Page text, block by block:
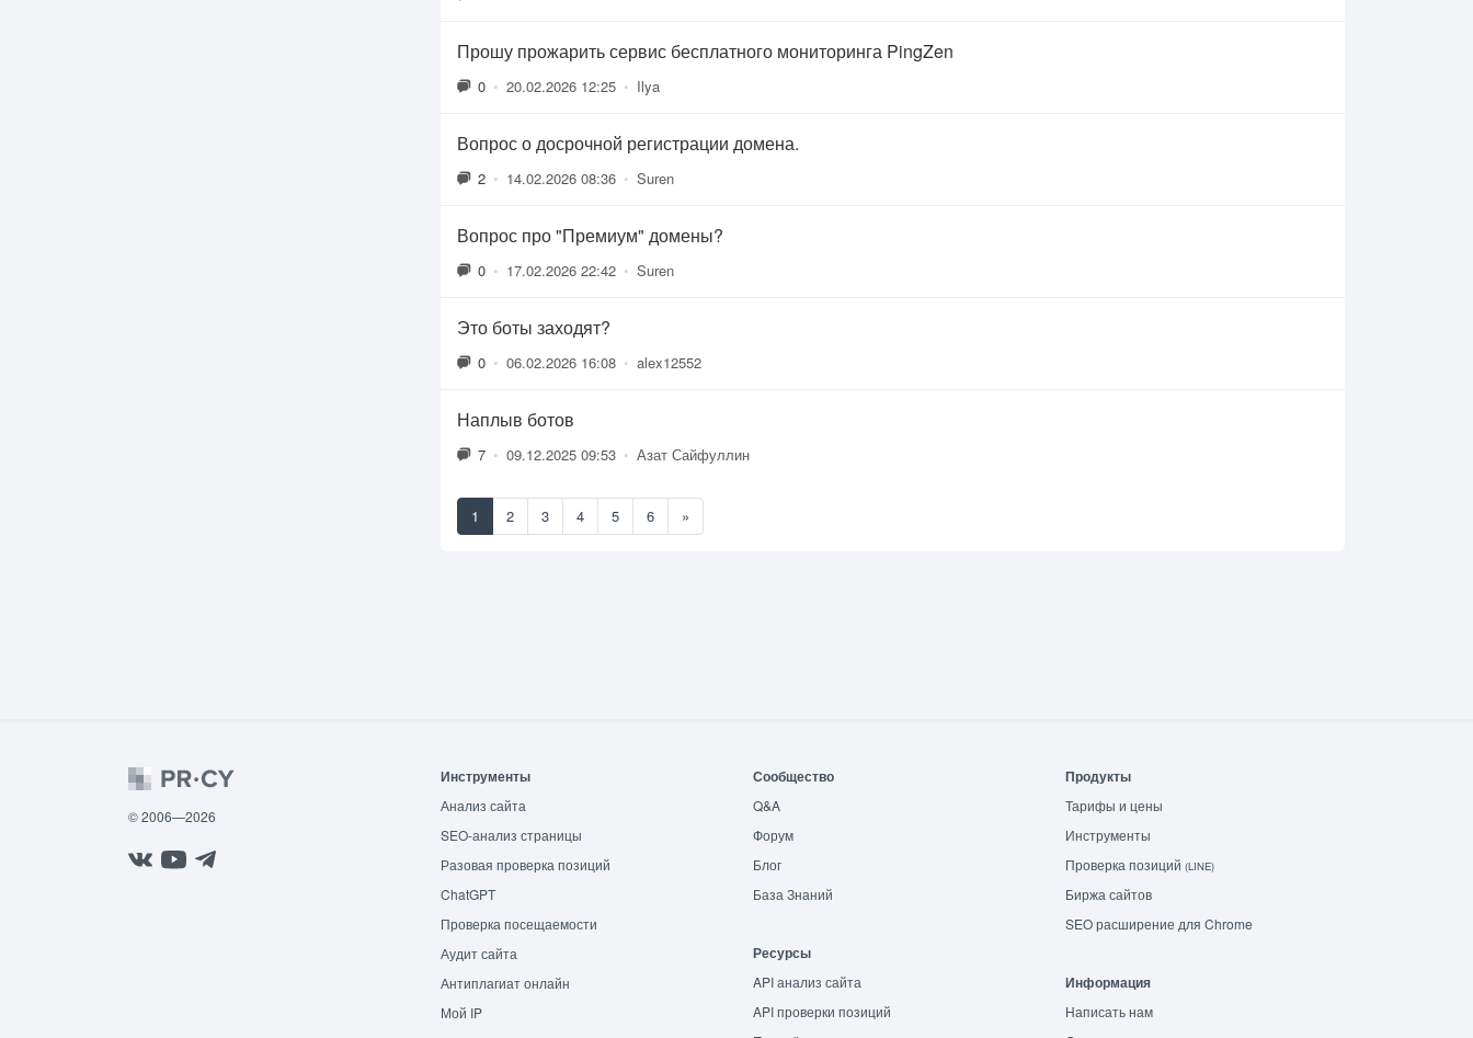
Прошу прожарить сервис бесплатного мониторинга PingZen
0 • 20.02.2026 12:25 • Ilya
Вопрос о досрочной регистрации домена.
2 • 14.02.2026 08:36 • Suren
Вопрос про "Премиум" домены?
0 • 17.02.2026 22:42 • Suren
Это боты заходят?
0 • 06.02.2026 16:08 • alex12552
Наплыв ботов
7 • 09.12.2025 09:53 • Азат Сайфуллин
1 2 3 4 5 6 »
© 2006—2026
Инструменты
Анализ сайта
SEO-анализ страницы
Разовая проверка позиций
ChatGPT
Проверка посещаемости
Аудит сайта
Антиплагиат онлайн
Мой IP
Сообщество
Q&A
Форум
Блог
База Знаний
Ресурсы
API анализ сайта
API проверки позиций
Продукты
Тарифы и цены
Инструменты
Проверка позиций (LINE)
Биржа сайтов
SEO расширение для Chrome
Информация
Написать нам